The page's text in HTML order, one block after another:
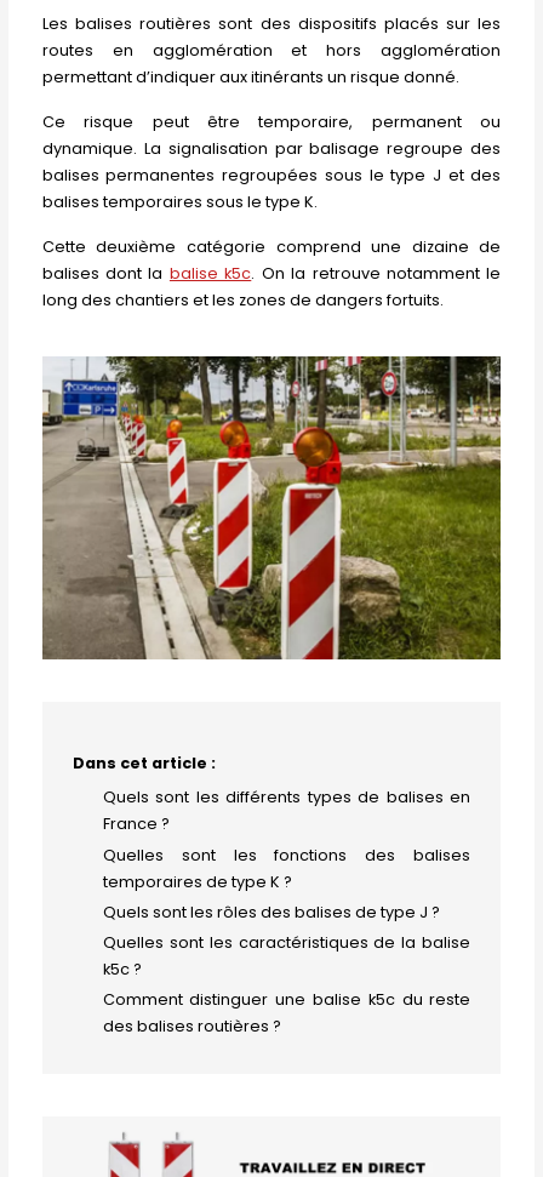
Les balises routières sont des dispositifs placés sur les
routes en agglomération et hors agglomération
permettant d’indiquer aux itinérants un risque donné.
Ce risque peut être temporaire, permanent ou
dynamique. La signalisation par balisage regroupe des
balises permanentes regroupées sous le type J et des
balises temporaires sous le type K.
Cette deuxième catégorie comprend une dizaine de
balises dont la balise k5c. On la retrouve notamment le
long des chantiers et les zones de dangers fortuits.
Dans cet article :
Quels sont les différents types de balises en
France ?
Quelles sont les fonctions des balises
temporaires de type K ?
Quels sont les rôles des balises de type J ?
Quelles sont les caractéristiques de la balise
k5c ?
Comment distinguer une balise k5c du reste
des balises routières ?